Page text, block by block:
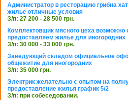
Администратор в ресторацию грибна
жилье отличные условия
З/п: 27 200 - 28 500 грн.
Комплектовщик мясного цеха возможно
предоставляем жилье для иногородних
З/п: 30 000 - 33 000 грн.
Заведующий складом официальное
общежитие для иногородних
З/п: 35 000 грн.
Электрик желательно с опытом на
предоставление жилья график 5/2
З/п: при собеседовании.